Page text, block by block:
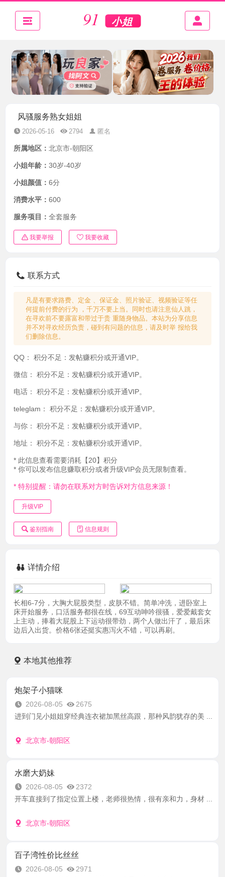
风骚服务熟女姐姐
2026-05-16 2794 匿名
所属地区： 北京市-朝阳区
小姐年龄： 30岁-40岁
小姐颜值： 6分
消费水平： 600
服务项目： 全套服务
我要举报 我要收藏
联系方式
凡是有要求路费、定金 、保证金、照片验证、视频验证等任
何提前付费的行为 ，千万不要上当。同时也请注意仙人跳，
在寻欢前不要露富和带过于贵 重随身物品。本站为分享信息
并不对寻欢经历负责，碰到有问题的信息，请及时举 报给我
们删除信息。
QQ： 积分不足：发帖赚积分或开通VIP。
微信： 积分不足：发帖赚积分或开通VIP。
电话： 积分不足：发帖赚积分或开通VIP。
teleglam： 积分不足：发帖赚积分或开通VIP。
与你： 积分不足：发帖赚积分或开通VIP。
地址： 积分不足：发帖赚积分或开通VIP。
* 此信息查看需要消耗【20】积分
* 你可以发布信息赚取积分或者升级VIP会员无限制查看。
* 特别提醒：请勿在联系对方时告诉对方信息来源！
升级VIP
鉴别指南 信息规则
详情介绍
长相6-7分，大胸大屁股类型，皮肤不错。简单冲洗，进卧室上
床开始服务，口活服务都很在线，69互动呻吟很骚，爱爱戴套女
上主动，捧着大屁股上下运动很带劲，两个人做出汗了，最后床
边后入出货。价格6张还挺实惠泻火不错，可以再刷。
本地其他推荐
炮架子小猫咪
2026-08-05
2675
进到门见小姐姐穿经典连衣裙加黑丝高跟，那种风韵犹存的美 ...
北京市-朝阳区
水磨大奶妹
2026-08-05
2372
开车直接到了指定位置上楼，老师很热情，很有亲和力，身材 ...
北京市-朝阳区
百子湾性价比丝丝
2026-08-05
2971